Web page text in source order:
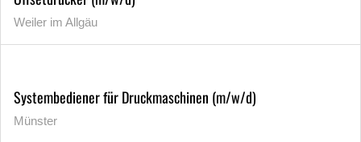
Weiler im Allgäu
Systembediener für Druckmaschinen (m/w/d)
Münster